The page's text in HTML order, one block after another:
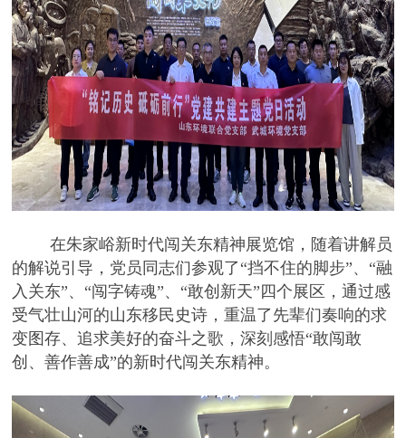
在朱家峪新时代闯关东精神展览馆，随着讲解员
的解说引导，党员同志们参观了“挡不住的脚步”、“融
入关东”、“闯字铸魂”、“敢创新天”四个展区，通过感
受气壮山河的山东移民史诗，重温了先辈们奏响的求
变图存、追求美好的奋斗之歌，深刻感悟“敢闯敢
创、善作善成”的新时代闯关东精神。